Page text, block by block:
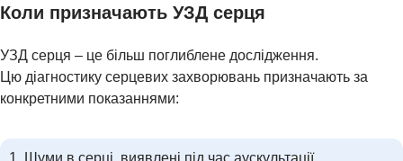
АНАЛІЗИ
Коли призначають УЗД серця
УЗД серця – це більш поглиблене дослідження.
Цю діагностику серцевих захворювань призначають за
конкретними показаннями:
Шуми в серці, виявлені під час аускультації